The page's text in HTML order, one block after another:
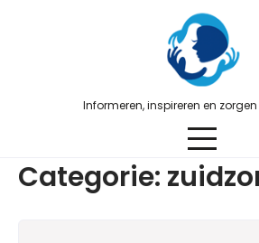
Informeren, inspireren en
Categorie: